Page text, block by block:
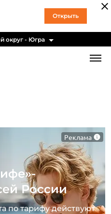
Открыть
округ - Югра
Реклама
России
по тарифу действуют